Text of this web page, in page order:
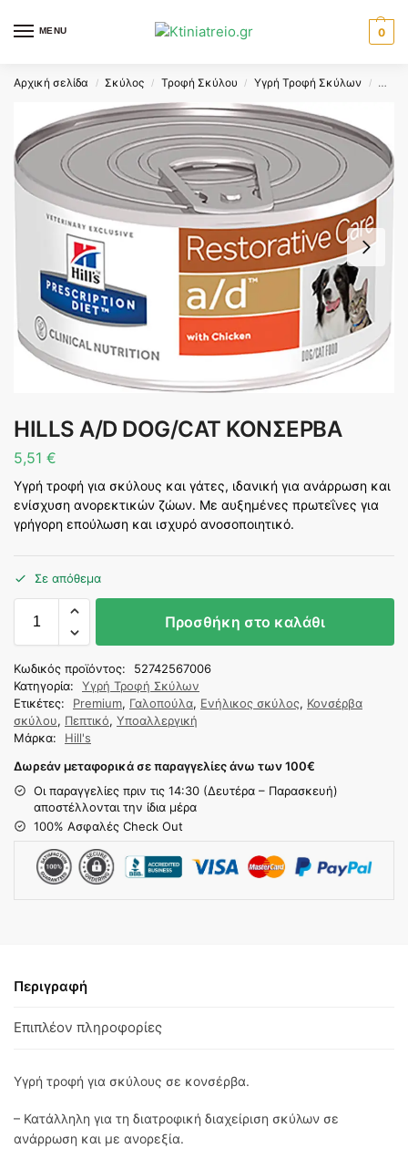
MENU 0
Αρχική σελίδα / Σκύλος / Τροφή Σκύλου / Υγρή Τροφή Σκύλων /
HILLS A/D DOG/CAT ΚΟΝΣΕΡΒΑ
5,51 €
Υγρή τροφή για σκύλους και γάτες, ιδανική για ανάρρωση και
ενίσχυση ανορεκτικών ζώων. Με αυξημένες πρωτεΐνες για
γρήγορη επούλωση και ισχυρό ανοσοποιητικό.
Σε απόθεμα
Προσθήκη στο καλάθι
Κωδικός προϊόντος:
52742567006
Κατηγορία:
Υγρή Τροφή Σκύλων
Ετικέτες:
Premium, Γαλοπούλα, Ενήλικος σκύλος, Κονσέρβα
σκύλου, Πεπτικό, Υποαλλεργική
Μάρκα:
Hill's
Δωρεάν μεταφορικά σε παραγγελίες άνω των 100€
Οι παραγγελίες πριν τις 14:30 (Δευτέρα – Παρασκευή)
αποστέλλονται την ίδια μέρα
100% Ασφαλές Check Out
Περιγραφή
Επιπλέον πληροφορίες
Υγρή τροφή για σκύλους σε κονσέρβα.
– Κατάλληλη για τη διατροφική διαχείριση σκύλων σε
ανάρρωση και με ανορεξία.